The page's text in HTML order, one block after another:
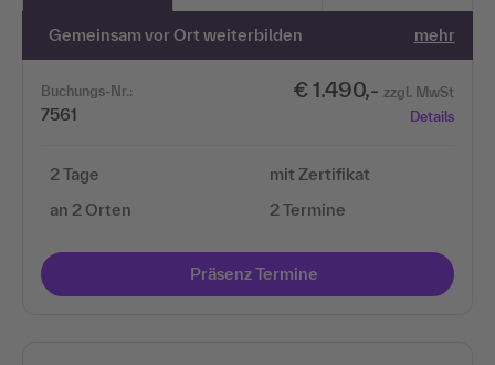
Gemeinsam vor Ort weiterbilden mehr
Buchungs-Nr.:
7561
€ 1.490,- zzgl. MwSt
Details
2 Tage
an 2 Orten
mit Zertifikat
2 Termine
Präsenz Termine